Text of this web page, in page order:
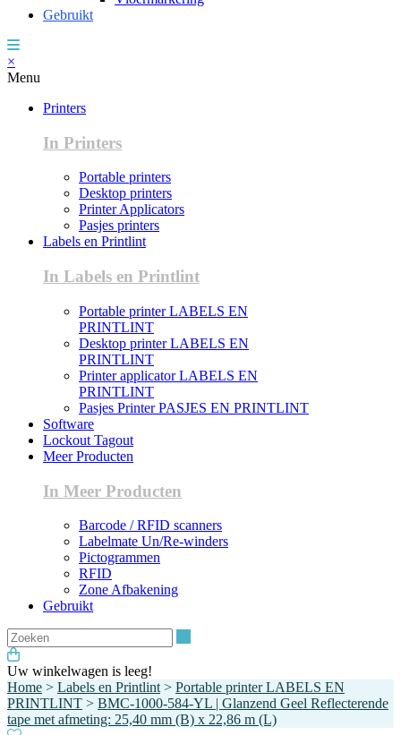
Gebruikt
×
Menu
Printers
In Printers
Portable printers
Desktop printers
Printer Applicators
Pasjes printers
Labels en Printlint
In Labels en Printlint
Portable printer LABELS EN
PRINTLINT
Desktop printer LABELS EN
PRINTLINT
Printer applicator LABELS EN
PRINTLINT
Pasjes Printer PASJES EN PRINTLINT
Software
Lockout Tagout
Meer Producten
In Meer Producten
Barcode / RFID scanners
Labelmate Un/Re-winders
Pictogrammen
RFID
Zone Afbakening
Gebruikt
Uw winkelwagen is leeg!
Home > Labels en Printlint > Portable printer LABELS EN
PRINTLINT > BMC-1000-584-YL | Glanzend Geel Reflecterende
tape met afmeting: 25,40 mm (B) x 22,86 m (L)